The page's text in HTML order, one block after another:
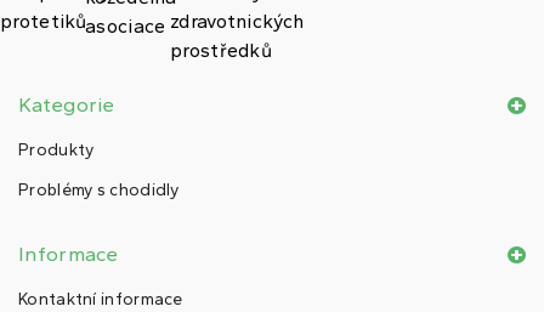
Kategorie
Produkty
Problémy s chodidly
Informace
Kontaktní informace